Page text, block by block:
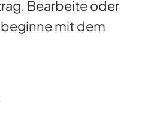
Bearbeite oder
mit dem